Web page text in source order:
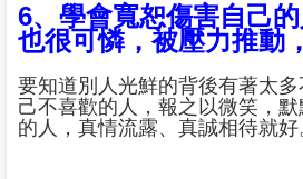
6、學會寬恕傷害自己
也很可憐，被壓力推動
要知道別人光鮮的背後有著太
己不喜歡的人，報之以微笑，
的人，真情流露、真誠相待就好